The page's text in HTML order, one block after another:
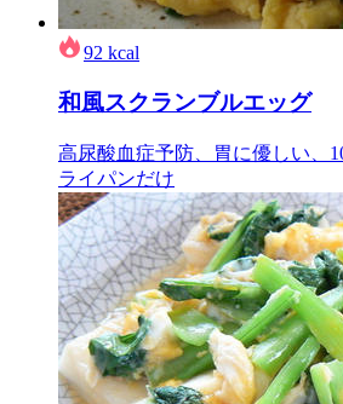
92 kcal
和風スクランブルエッグ
高尿酸血症予防、胃に優しい、
ライパンだけ